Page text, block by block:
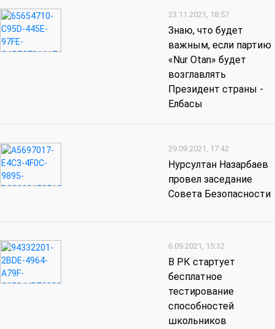
23.11.2021, 18:57
Знаю, что будет
важным, если партию
«Nur Otan» будет
возглавлять
Президент страны -
Елбасы
29.09.2021, 17:42
Нурсултан Назарбаев
провел заседание
Совета Безопасности
6.09.2021, 15:32
В РК стартует
бесплатное
тестирование
способностей
школьников